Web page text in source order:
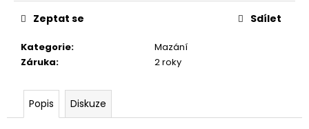
Kategorie:
Mazání
Záruka: 2 roky
Zeptat se Sdílet
Popis Diskuze
u
č
u
e